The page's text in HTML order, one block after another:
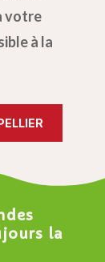
votre
à la
la